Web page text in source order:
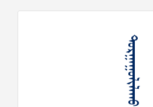
ᠲᠣᠷᠭᠠᠭᠤᠯᠢᠯᠠᠬᠤ